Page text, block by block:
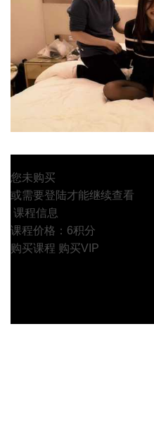
您未购买
或需要登陆才能继续查看
课程信息
课程价格：6积分
购买课程 购买VIP